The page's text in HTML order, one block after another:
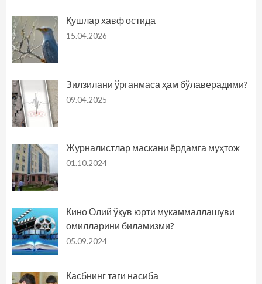
Қушлар хавф остида
15.04.2026
Зилзилани ўрганмаса ҳам бўлаверадими?
09.04.2025
Журналистлар маскани ёрдамга муҳтож
01.10.2024
Кино Олий ўқув юрти мукаммаллашуви
омилларини биламизми?
05.09.2024
Касбнинг таги насиба